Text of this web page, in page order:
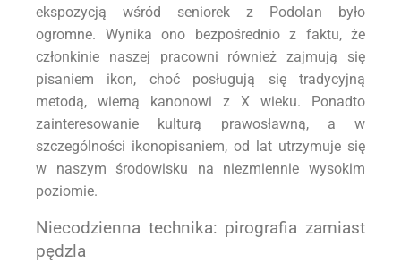
ekspozycją wśród seniorek z Podolan było
ogromne. Wynika ono bezpośrednio z faktu, że
członkinie naszej pracowni również zajmują się
pisaniem ikon, choć posługują się tradycyjną
metodą, wierną kanonowi z X wieku. Ponadto
zainteresowanie kulturą prawosławną, a w
szczególności ikonopisaniem, od lat utrzymuje się
w naszym środowisku na niezmiennie wysokim
poziomie.
Niecodzienna technika: pirografia zamiast
pędzla